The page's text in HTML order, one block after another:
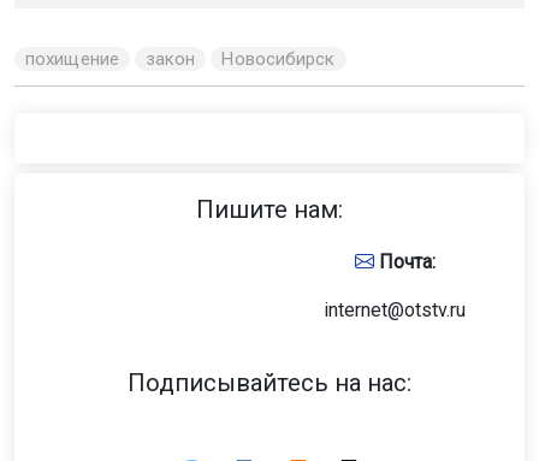
похищение закон Новосибирск
Пишите нам:
Почта:
internet@otstv.ru
Подписывайтесь на нас: